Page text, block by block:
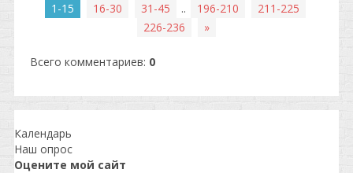
1-15 16-30 31-45 .. 196-210
211-225
226-236
»
Всего комментариев: 0
Календарь
Наш опрос
Оцените мой сайт